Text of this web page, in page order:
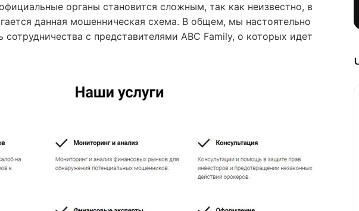
органы становится сложным, так как неизвестно, в
данная мошенническая схема. В общем, мы настоятельно
сотрудничества с представителями ABC Family, о которых идет